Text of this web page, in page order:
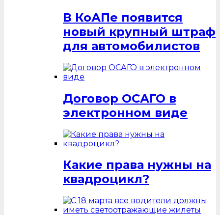
В КоАПе появится
новый крупный штраф
для автомобилистов
Договор ОСАГО в
электронном виде
Какие права нужны на
квадроцикл?